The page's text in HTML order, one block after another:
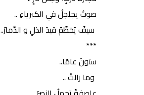
صوتٌ يجلجلُ في الكبرياءِ ..
سيفٌ يُحَطِّمُ قيدَ الذلِ و الدَّمارْ..
***
ستونَ عامًا..
وما زالتْ ..